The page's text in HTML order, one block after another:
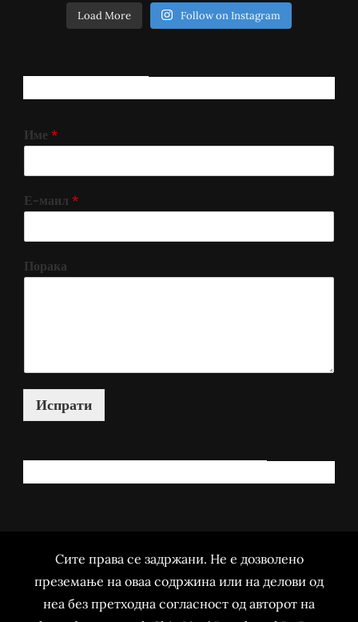
Load More Follow on Instagram
Име *
Е-маил *
Порака
Испрати
Сите права се задржани. Не е дозволено
преземање на оваа содржина или на делови од
неа без претходна согласност од авторот на